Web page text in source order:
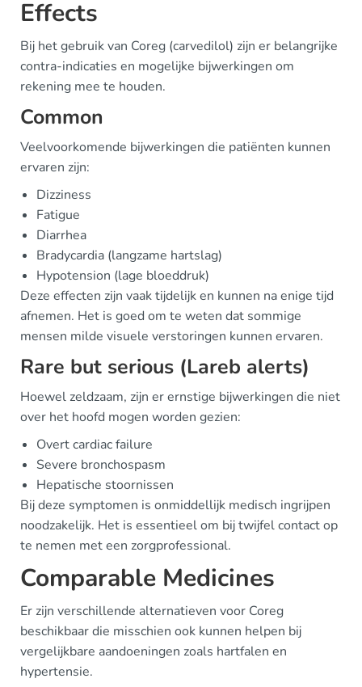
Effects
Bij het gebruik van Coreg (carvedilol) zijn er belangrijke
contra-indicaties en mogelijke bijwerkingen om
rekening mee te houden.
Common
Veelvoorkomende bijwerkingen die patiënten kunnen
ervaren zijn:
Dizziness
Fatigue
Diarrhea
Bradycardia (langzame hartslag)
Hypotension (lage bloeddruk)
Deze effecten zijn vaak tijdelijk en kunnen na enige tijd
afnemen. Het is goed om te weten dat sommige
mensen milde visuele verstoringen kunnen ervaren.
Rare but serious (Lareb alerts)
Hoewel zeldzaam, zijn er ernstige bijwerkingen die niet
over het hoofd mogen worden gezien:
Overt cardiac failure
Severe bronchospasm
Hepatische stoornissen
Bij deze symptomen is onmiddellijk medisch ingrijpen
noodzakelijk. Het is essentieel om bij twijfel contact op
te nemen met een zorgprofessional.
Comparable Medicines
Er zijn verschillende alternatieven voor Coreg
beschikbaar die misschien ook kunnen helpen bij
vergelijkbare aandoeningen zoals hartfalen en
hypertensie.